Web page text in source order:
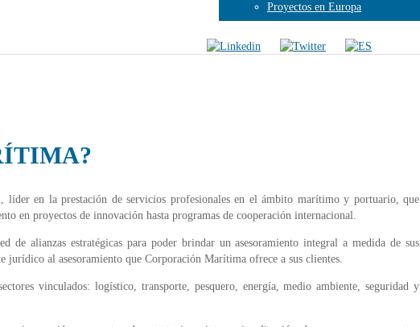
Proyectos en Europa
líder en la prestación de servicios profesionales en el ámbito marítimo y portuario, que
en proyectos de innovación hasta programas de cooperación internacional.
alianzas estratégicas para poder brindar un asesoramiento integral a medida de sus
jurídico al asesoramiento que Corporación Marítima ofrece a sus clientes.
vinculados: logístico, transporte, pesquero, energía, medio ambiente, seguridad y